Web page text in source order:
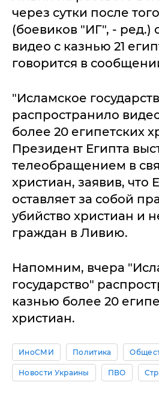
через сутки после
(боевиков "ИГ", - ред.)
видео с казнью 21
говорится в
"Исламское
распространило
более 20 египетских
Президент Египта
телеобращением в
христиан, заявив, что
оставляет за собой
убийство христиан и
граждан в Ливию.
Напомним, вчера
государство"
казнью более 20
христиан.
ИноСМИ Политика
Новости Украины ПВО